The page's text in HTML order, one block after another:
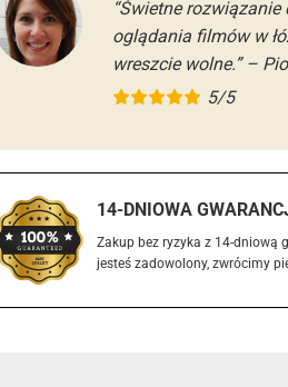
“Świetne
oglądania filmów w
wreszcie wolne.” –
5/5
14-DNIOWA
Zakup bez ryzyka z 14-dniową
jesteś zadowolony, zwrócimy